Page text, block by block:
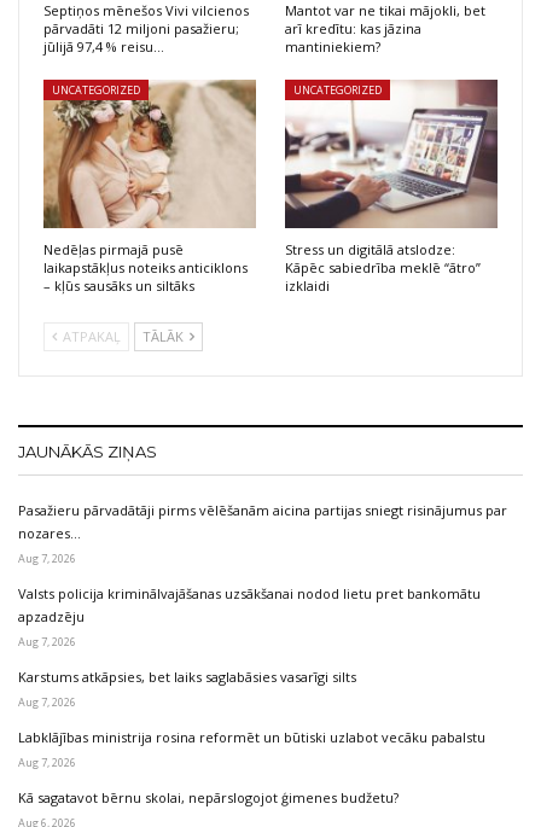
Septiņos mēnešos Vivi vilcienos
pārvadāti 12 miljoni pasažieru;
jūlijā 97,4 % reisu…
Mantot var ne tikai mājokli, bet
arī kredītu: kas jāzina
mantiniekiem?
UNCATEGORIZED
Nedēļas pirmajā pusē
laikapstākļus noteiks anticiklons
– kļūs sausāks un siltāks
UNCATEGORIZED
Stress un digitālā atslodze:
Kāpēc sabiedrība meklē “ātro”
izklaidi
ATPAKAĻ TĀLĀK
JAUNĀKĀS ZIŅAS
Pasažieru pārvadātāji pirms vēlēšanām aicina partijas sniegt risinājumus par
nozares…
Aug 7, 2026
Valsts policija kriminālvajāšanas uzsākšanai nodod lietu pret bankomātu
apzadzēju
Aug 7, 2026
Karstums atkāpsies, bet laiks saglabāsies vasarīgi silts
Aug 7, 2026
Labklājības ministrija rosina reformēt un būtiski uzlabot vecāku pabalstu
Aug 7, 2026
Kā sagatavot bērnu skolai, nepārslogojot ģimenes budžetu?
Aug 6, 2026